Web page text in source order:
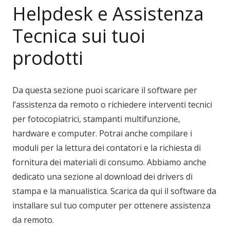
Helpdesk e Assistenza
Tecnica sui tuoi
prodotti
Da questa sezione puoi scaricare il software per
l’assistenza da remoto o richiedere interventi tecnici
per fotocopiatrici, stampanti multifunzione,
hardware e computer. Potrai anche compilare i
moduli per la lettura dei contatori e la richiesta di
fornitura dei materiali di consumo. Abbiamo anche
dedicato una sezione al download dei drivers di
stampa e la manualistica. Scarica da qui il software da
installare sul tuo computer per ottenere assistenza
da remoto.